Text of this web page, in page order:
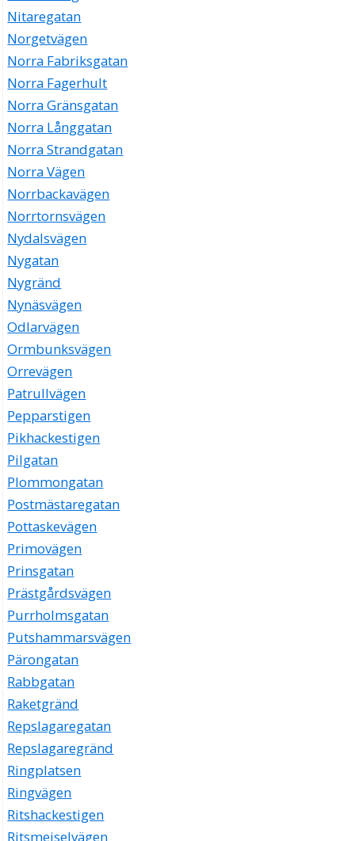
Nitaregatan
Norgetvägen
Norra Fabriksgatan
Norra Fagerhult
Norra Gränsgatan
Norra Långgatan
Norra Strandgatan
Norra Vägen
Norrbackavägen
Norrtornsvägen
Nydalsvägen
Nygatan
Nygränd
Nynäsvägen
Odlarvägen
Ormbunksvägen
Orrevägen
Patrullvägen
Pepparstigen
Pikhackestigen
Pilgatan
Plommongatan
Postmästaregatan
Pottaskevägen
Primovägen
Prinsgatan
Prästgårdsvägen
Purrholmsgatan
Putshammarsvägen
Pärongatan
Rabbgatan
Raketgränd
Repslagaregatan
Repslagaregränd
Ringplatsen
Ringvägen
Ritshackestigen
Ritsmejselvägen